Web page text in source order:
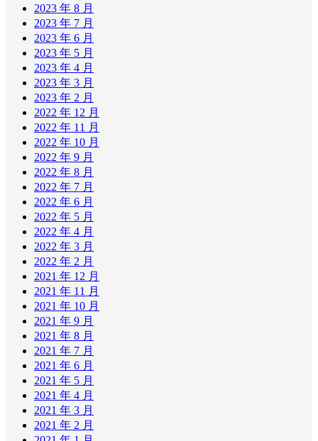
2023 年 8 月
2023 年 7 月
2023 年 6 月
2023 年 5 月
2023 年 4 月
2023 年 3 月
2023 年 2 月
2022 年 12 月
2022 年 11 月
2022 年 10 月
2022 年 9 月
2022 年 8 月
2022 年 7 月
2022 年 6 月
2022 年 5 月
2022 年 4 月
2022 年 3 月
2022 年 2 月
2021 年 12 月
2021 年 11 月
2021 年 10 月
2021 年 9 月
2021 年 8 月
2021 年 7 月
2021 年 6 月
2021 年 5 月
2021 年 4 月
2021 年 3 月
2021 年 2 月